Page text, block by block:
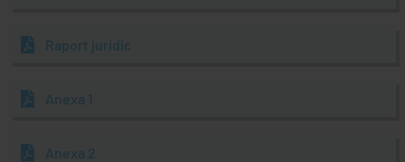
Raport juridic
Anexa 1
Anexa 2